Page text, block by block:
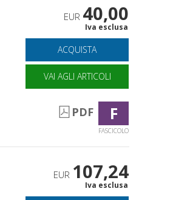
EUR 40,00
Iva esclusa
ACQUISTA
VAI AGLI ARTICOLI
PDF F
FASCICOLO
EUR 107,24
Iva esclusa